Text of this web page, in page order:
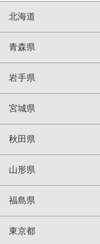
北海道
青森県
岩手県
宮城県
秋田県
山形県
福島県
東京都